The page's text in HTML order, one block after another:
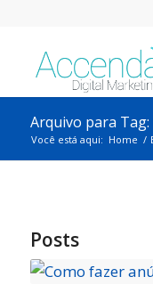
Arquivo para
Você está aqui: Home /
Posts